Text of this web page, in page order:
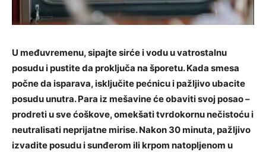
U međuvremenu, sipajte sirće i vodu u vatrostalnu
posudu i pustite da proključa na šporetu. Kada smesa
počne da isparava, isključite pećnicu i pažljivo ubacite
posudu unutra. Para iz mešavine će obaviti svoj posao –
prodreti u sve ćoškove, omekšati tvrdokornu nečistoću i
neutralisati neprijatne mirise. Nakon 30 minuta, pažljivo
izvadite posudu i sunđerom ili krpom natopljenom u